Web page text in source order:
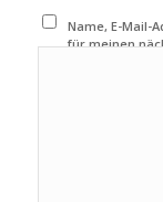
Name, E-Mail-
für meinen